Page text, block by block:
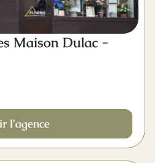
Maison Dulac -
l'agence